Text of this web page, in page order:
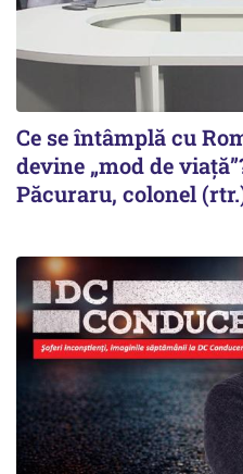
Ce se întâmplă cu
devine „mod de
Păcuraru, colonel